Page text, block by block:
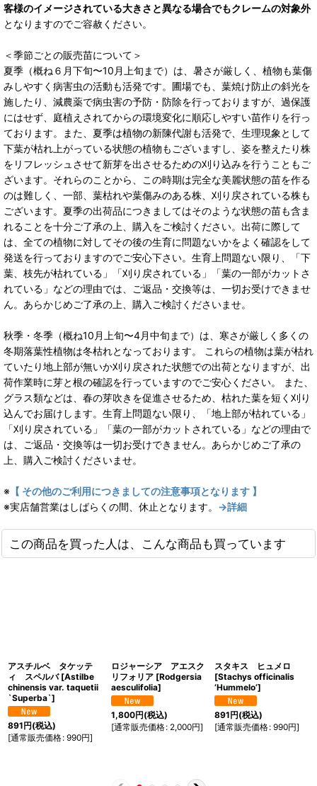
客様のイメージされている大きさと異なる場合でもクレームの対象外
となりますのでご容赦ください。
＜季節ごとの販売苗について＞
夏季（概ね６月下旬〜10月上旬まで）は、暑さが厳しく、植物も葉傷
みしやすく病害虫の活動も活発です。圃場でも、葉焼け防止の斜光を
施したり、減農薬で病虫害の予防・防除を行っておりますが、過保護
にはせず、庭植えされてからの環境変化に順応しやすい苗作りを行っ
ております。また、夏季は植物の新陳代謝も活発で、生理現象として
下葉が枯れ上がっている状態の植物もございますし、姿を整えたり株
をリフレッシュさせて新芽を出させるための刈り込みを行うこともご
ざいます。それらのことから、この時期は完全な美麗状態の苗を作る
のは難しく、一部、葉枯れや葉傷みのある株、刈り戻されている株も
ございます。夏季の出荷品につきましてはそのような状態の苗も含ま
れることを十分ご了承の上、購入をご検討ください。出荷に際して
は、全ての植物に対してその後の生育に問題ないかをよく確認をして
発送を行っておりますのでご安心下さい。生育上問題ない限り、「下
葉、枝先が枯れている」「刈り戻されている」「葉の一部がカットさ
れている」などの理由では、ご返品・交換等は、一切お受けできませ
ん。あらかじめご了承の上、購入ご検討くださいませ。
秋季・冬季（概ね10月上旬〜4月中旬まで）は、寒さが厳しく多くの
冬期落葉性植物は冬枯れとなっております。 これらの植物は葉が枯れ
ていたり地上部が無いか刈り戻された状態での出荷となりますが、出
荷作業時に芽と根の確認を行っていますのでご安心ください。 また、
グラス類などは、春の芽吹きを促進させるため、枯れた葉を短く刈り
込んでお届けします。生育上問題ない限り、「地上部が枯れている」
「刈り戻されている」「葉の一部がカットされている」などの理由で
は、ご返品・交換等は一切お受けできません。あらかじめご了承の
上、購入ご検討くださいませ。
※ 【 その他のご利用につきましての注意事項となります 】
※実店舗営業はしばらくの間、休止となります。 →詳細
この商品を買った人は、こんな商品も買っています
アスチルベ タケッテ
ィ スペルバ [Astilbe
chinensis var. taquetii
`Superba`]
891円(税込)
[通常販売価格: 990円]
ロジャーシア アエスク
リフォリア [Rodgersia
aesculifolia]
1,800円(税込)
[通常販売価格: 2,000円]
スタキス ヒュメロ
[Stachys officinalis
‘Hummelo’]
891円(税込)
[通常販売価格: 990円]